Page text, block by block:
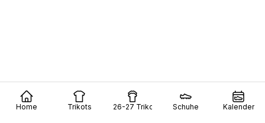
Home Trikots 26-27 Trikots Schuhe Kalender